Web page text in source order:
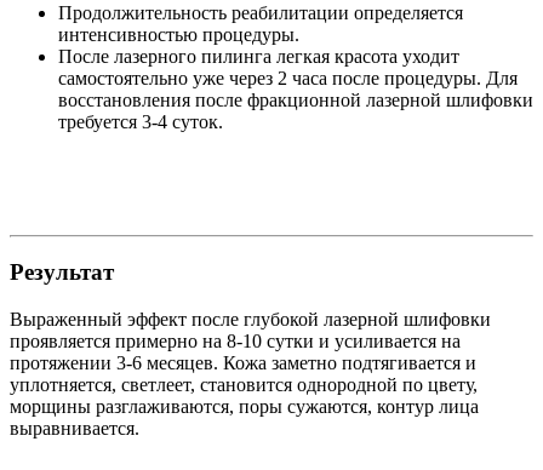
Продолжительность реабилитации определяется
интенсивностью процедуры.
После лазерного пилинга легкая красота уходит
самостоятельно уже через 2 часа после процедуры. Для
восстановления после фракционной лазерной шлифовки
требуется 3-4 суток.
Результат
Выраженный эффект после глубокой лазерной шлифовки
проявляется примерно на 8-10 сутки и усиливается на
протяжении 3-6 месяцев. Кожа заметно подтягивается и
уплотняется, светлеет, становится однородной по цвету,
морщины разглаживаются, поры сужаются, контур лица
выравнивается.